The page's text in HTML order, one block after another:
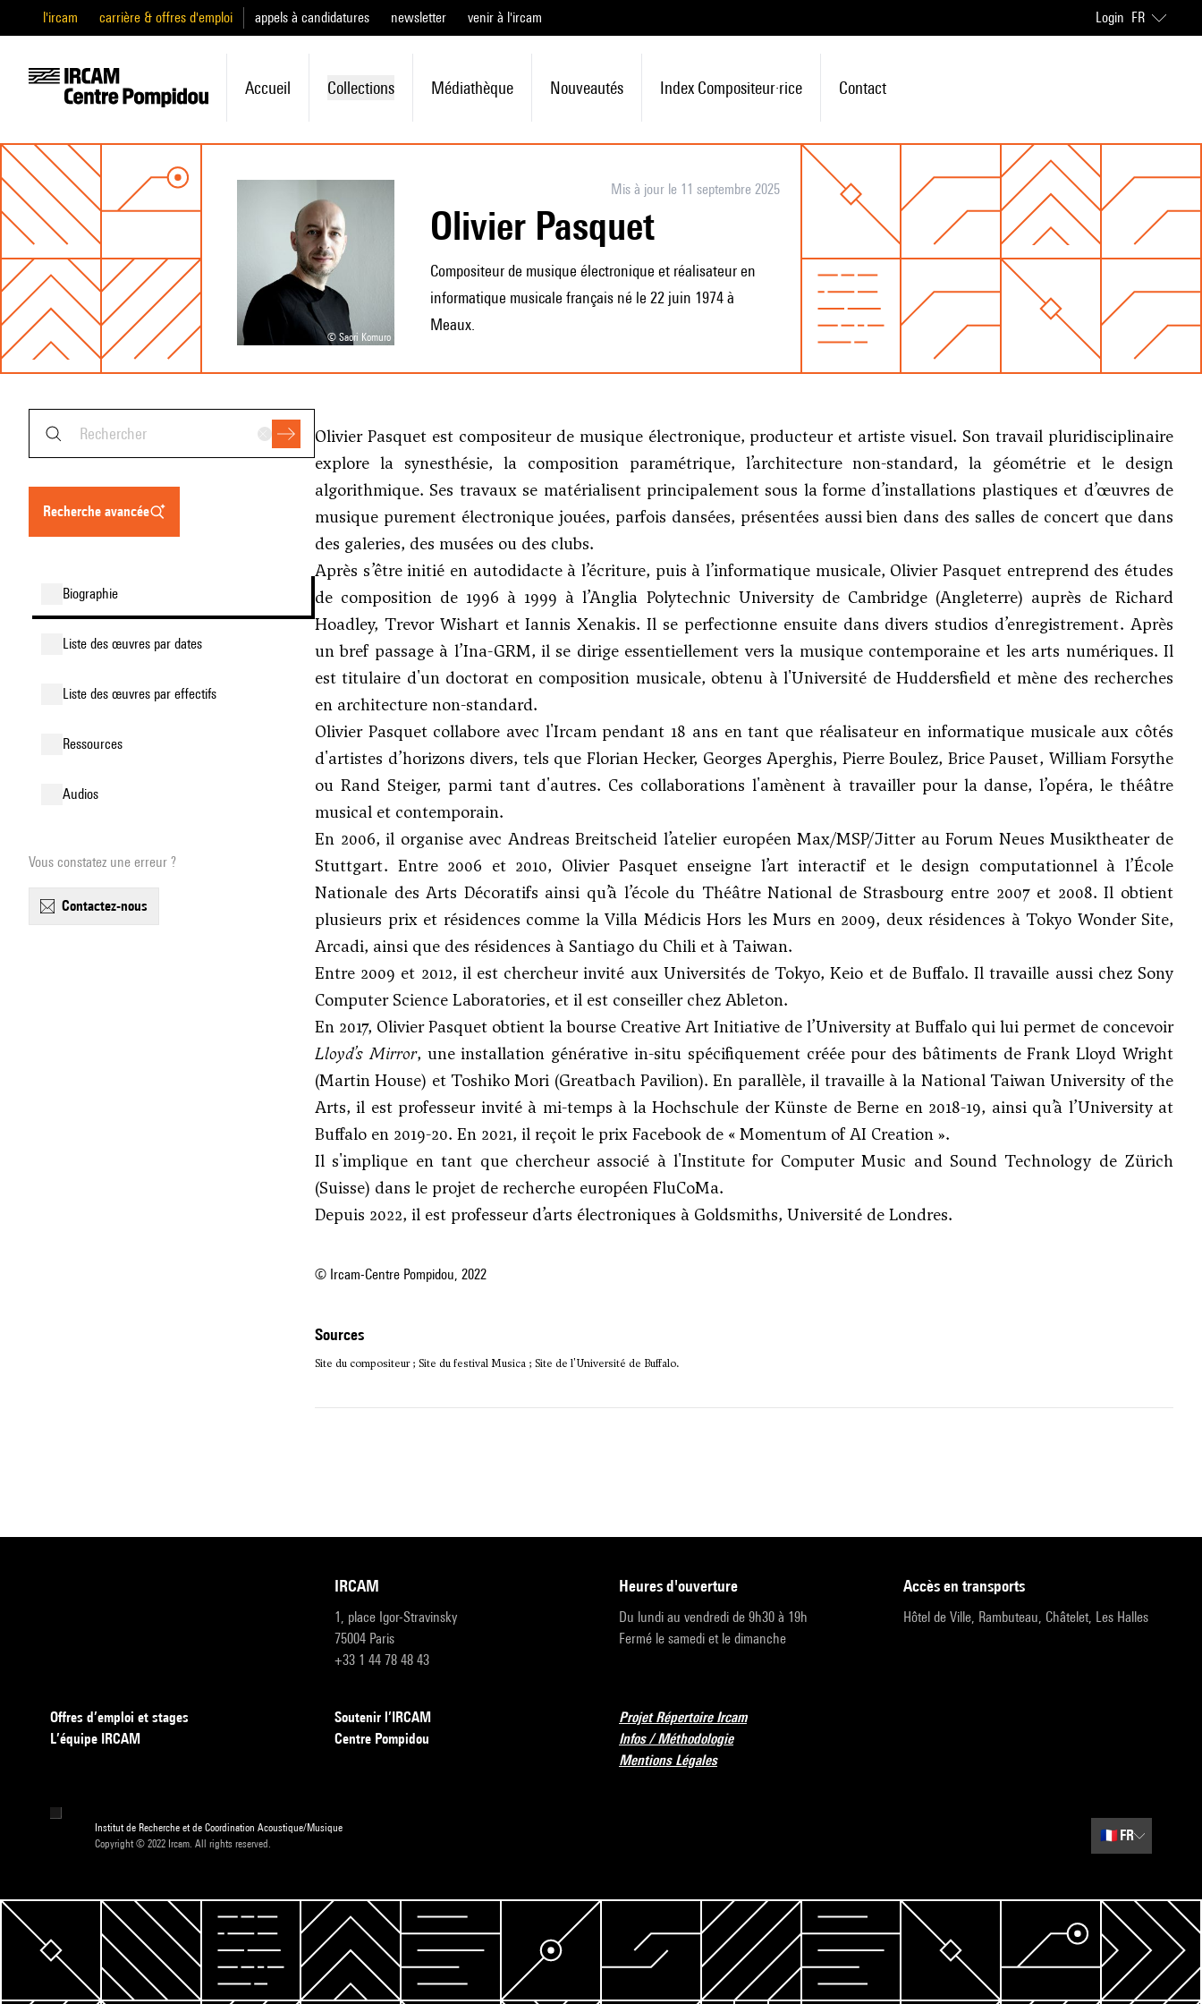
l'ircam carrière & offres d'emploi appels à candidatures newsletter venir à l'ircam Login FR
Accueil Collections Médiathèque Nouveautés Index Compositeur·rice Contact
© Saori Komuro
Mis à jour le 11 septembre 2025
Olivier Pasquet
Compositeur de musique électronique et réalisateur en
informatique musicale français né le 22 juin 1974 à
Meaux.
recherche avancée
biographie
liste des œuvres par dates
liste des œuvres par effectifs
ressources
audios
Vous constatez une erreur ?
contactez-nous
Olivier Pasquet est compositeur de musique électronique, producteur et artiste visuel. Son travail pluridisciplinaire
explore la synesthésie, la composition paramétrique, l’architecture non-standard, la géométrie et le design
algorithmique. Ses travaux se matérialisent principalement sous la forme d’installations plastiques et d’œuvres de
musique purement électronique jouées, parfois dansées, présentées aussi bien dans des salles de concert que dans
des galeries, des musées ou des clubs.
Après s’être initié en autodidacte à l’écriture, puis à l’informatique musicale, Olivier Pasquet entreprend des études
de composition de 1996 à 1999 à l’Anglia Polytechnic University de Cambridge (Angleterre) auprès de Richard
Hoadley, Trevor WishartetIannis Xenakis. Il se perfectionne ensuite dans divers studios d’enregistrement. Après
un bref passage à l’Ina-GRM, il se dirige essentiellement vers la musique contemporaine et les arts numériques. Il
est titulaire d'un doctorat en composition musicale, obtenu à l'Université de Huddersfield et mène des recherches
en architecture non-standard.
Olivier Pasquet collabore avec l'Ircam pendant 18 ans en tant que réalisateur en informatique musicale aux côtés
d'artistes d’horizons divers, tels que Florian Hecker, Georges Aperghis, Pierre Boulez, Brice Pauset, William Forsythe
ou Rand Steiger, parmi tant d'autres. Ces collaborations l'amènent à travailler pour la danse, l’opéra, le théâtre
musical et contemporain.
En 2006, il organise avec Andreas Breitscheid l’atelier européen Max/MSP/Jitter au Forum Neues Musiktheater de
Stuttgart. Entre 2006 et 2010, Olivier Pasquet enseigne l’art interactif et le design computationnel à l’École
Nationale des Arts Décoratifs ainsi qu’à l’école du Théâtre National de Strasbourg entre 2007 et 2008. Il obtient
plusieurs prix et résidences comme la Villa Médicis Hors les Murs en 2009, deux résidences à Tokyo Wonder Site,
Arcadi, ainsi que des résidences à Santiago du Chili et à Taiwan.
Entre 2009 et 2012, il est chercheur invité aux Universités de Tokyo, Keio et de Buffalo. Il travaille aussi chez Sony
Computer Science Laboratories, et il est conseiller chez Ableton.
En 2017, Olivier Pasquet obtient la bourse Creative Art Initiative de l’University at Buffalo qui lui permet de concevoir
Lloyd’s Mirror, une installation générative in-situ spécifiquement créée pour des bâtiments de Frank Lloyd Wright
(Martin House) et Toshiko Mori (Greatbach Pavilion). En parallèle, il travaille à la National Taiwan University of the
Arts, il est professeur invité à mi-temps à la Hochschule der Künste de Berne en 2018-19, ainsi qu’à l’University at
Buffalo en 2019-20. En 2021, il reçoit le prix Facebook de « Momentum of AI Creation ».
Il s'implique en tant que chercheur associé à l'Institute for Computer Music and Sound Technology de Zürich
(Suisse) dans le projet de recherche européen FluCoMa.
Depuis 2022, il est professeur d’arts électroniques à Goldsmiths, Université de Londres.
© Ircam-Centre Pompidou, 2022
sources
Site du compositeur ; Site du festival Musica ; Site de l'Université de Buffalo.
IRCAM
1, place Igor-Stravinsky
75004 Paris
+33 1 44 78 48 43
heures d'ouverture
Du lundi au vendredi de 9h30 à 19h
Fermé le samedi et le dimanche
accès en transports
Hôtel de Ville, Rambuteau, Châtelet, Les Halles
Offres d’emploi et stages
L’équipe IRCAM
Soutenir l’IRCAM
Centre Pompidou
Projet Répertoire Ircam
Infos / Méthodologie
Mentions Légales
Institut de Recherche et de Coordination Acoustique/Musique
Copyright © 2022 Ircam. All rights reserved.
🇫🇷 FR